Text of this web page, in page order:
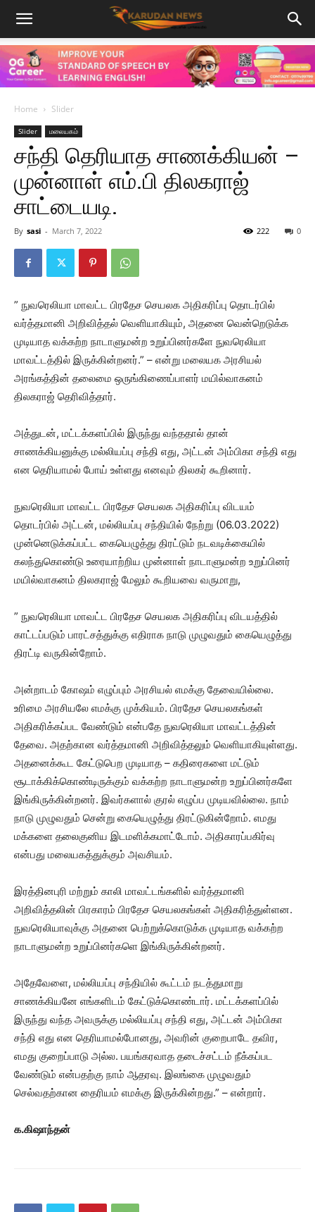
Home Slider
Slider மலையகம்
சந்தி தெரியாத சாணக்கியன் –
முன்னாள் எம்.பி திலகராஜ்
சாட்டையடி.
By sasi - March 7, 2022 0
222
” நுவரெலியா மாவட்ட பிரதேச செயலக அதிகரிப்பு தொடர்பில்
வர்த்தமானி அறிவித்தல் வெளியாகியும், அதனை வென்றெடுக்க
முடியாத வக்கற்ற நாடாளுமன்ற உறுப்பினர்களே நுவரெலியா
மாவட்டத்தில் இருக்கின்றனர்.” – என்று மலையக அரசியல்
அரங்கத்தின் தலைமை ஒருங்கிணைப்பாளர் மயில்வாகனம்
திலகராஜ் தெரிவித்தார்.
அத்துடன், மட்டக்களப்பில் இருந்து வந்ததால் தான்
சாணக்கியனுக்கு மல்லியப்பு சந்தி எது, அட்டன் அம்பிகா சந்தி எது
என தெரியாமல் போய் உள்ளது எனவும் திலகர் கூறினார்.
நுவரெலியா மாவட்ட பிரதேச செயலக அதிகரிப்பு விடயம்
தொடர்பில் அட்டன், மல்லியப்பு சந்தியில் நேற்று (06.03.2022)
முன்னெடுக்கப்பட்ட கையெழுத்து திரட்டும் நடவடிக்கையில்
கலந்துகொண்டு உரையாற்றிய முன்னாள் நாடாளுமன்ற உறுப்பினர்
மயில்வாகனம் திலகராஜ் மேலும் கூறியவை வருமாறு,
” நுவரெலியா மாவட்ட பிரதேச செயலக அதிகரிப்பு விடயத்தில்
காட்டப்படும் பாரட்சத்துக்கு எதிராக நாடு முழுவதும் கையெழுத்து
திரட்டி வருகின்றோம்.
அன்றாடம் கோஷம் எழுப்பும் அரசியல் எமக்கு தேவையில்லை.
உரிமை அரசியலே எமக்கு முக்கியம். பிரதேச செயலகங்கள்
அதிகரிக்கப்பட வேண்டும் என்பதே நுவரெலியா மாவட்டத்தின்
தேவை. அதற்கான வர்த்தமானி அறிவித்தலும் வெளியாகியுள்ளது.
அதனைக்கூட கேட்டுபெற முடியாத – கதிரைகளை மட்டும்
சூடாக்கிக்கொண்டிருக்கும் வக்கற்ற நாடாளுமன்ற உறுப்பினர்களே
இங்கிருக்கின்றனர். இவர்களால் குரல் எழுப்ப முடியவில்லை. நாம்
நாடு முழுவதும் சென்று கையெழுத்து திரட்டுகின்றோம். எமது
மக்களை தலைகுனிய இடமளிக்கமாட்டோம். அதிகாரப்பகிர்வு
என்பது மலையகத்துக்கும் அவசியம்.
இரத்தினபுரி மற்றும் காலி மாவட்டங்களில் வர்த்தமானி
அறிவித்தலின் பிரகாரம் பிரதேச செயலகங்கள் அதிகரித்துள்ளன.
நுவரெலியாவுக்கு அதனை பெற்றுக்கொடுக்க முடியாத வக்கற்ற
நாடாளுமன்ற உறுப்பினர்களெ இங்கிருக்கின்றனர்.
அதேவேளை, மல்லியப்பு சந்தியில் கூட்டம் நடத்துமாறு
சாணக்கியனே எங்களிடம் கேட்டுக்கொண்டார். மட்டக்களப்பில்
இருந்து வந்த அவருக்கு மல்லியப்பு சந்தி எது, அட்டன் அம்பிகா
சந்தி எது என தெரியாமல்போனது, அவரின் குறைபாடே தவிர,
எமது குறைப்பாடு அல்ல. பயங்கரவாத தடைச்சட்டம் நீக்கப்பட
வேண்டும் என்பதற்கு நாம் ஆதரவு. இலங்கை முழுவதும்
செல்வதற்கான தைரியம் எமக்கு இருக்கின்றது.” – என்றார்.
க.கிஷாந்தன்